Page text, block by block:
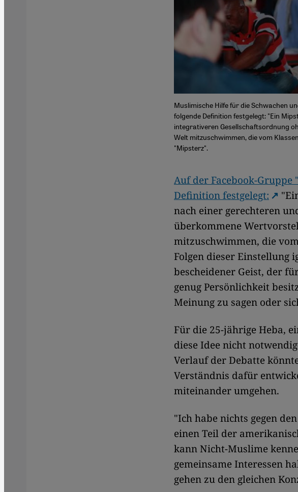
Muslimische Hilfe für die Schwachen
folgende Definition festgelegt: "Ein
integrativeren Gesellschaftsordnung
Welt mitzuschwimmen, die vom
"Mipsterz".
Auf der Facebook-Gruppe
Definition festgelegt:
nach einer gerechteren
überkommene
mitzuschwimmen, die
Folgen dieser Einstellung
bescheidener Geist, der
genug Persönlichkeit
Meinung zu sagen oder
Für die 25-jährige Heba,
diese Idee nicht
Verlauf der Debatte
Verständnis dafür
miteinander umgehen.
"Ich habe nichts gegen
einen Teil der
kann Nicht-Muslime
gemeinsame Interessen
gehen zu den gleichen